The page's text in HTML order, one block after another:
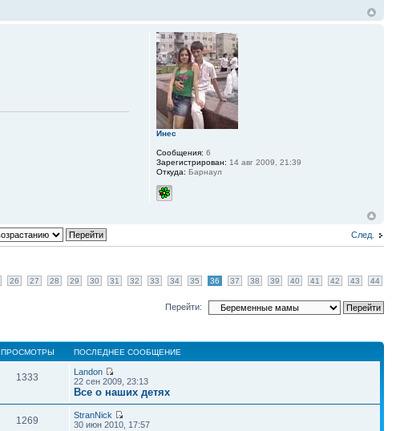
Инес
Сообщения: 6
Зарегистрирован: 14 авг 2009, 21:39
Откуда: Барнаул
След.
26 27 28 29 30 31 32 33 34 35 36 37 38 39 40 41 42 43 44
Перейти:
ПРОСМОТРЫ ПОСЛЕДНЕЕ СООБЩЕНИЕ
1333
Landon
22 сен 2009, 23:13
Все о наших детях
1269
StranNick
30 июн 2010, 17:57